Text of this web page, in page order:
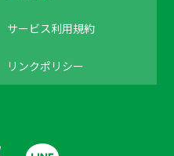
サービス利用規約
リンクポリシー